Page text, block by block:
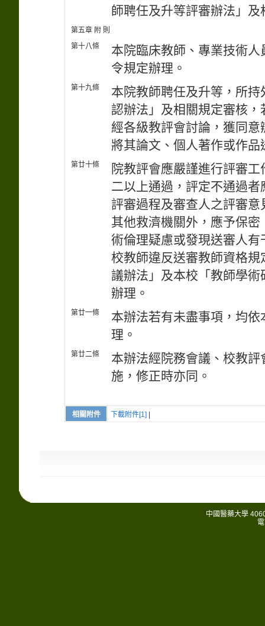
師聘任及升等評審辦法」
第五章 附 則
第十八條
本院臨床教師、專業技術
令規定辦理。
第十九條
本院教師聘任及升等，所
認辦法」及相關規定審核
經各級教評會討論，獲同
將其論文、個人著作或作品
第廿十條
院教評會應嚴謹進行評審
二以上通過，評定不通過
評審過程及審查人之評審
其他救濟機關外，應予保
術倫理疑慮或發現送審人
校教師違反送審教師資格
議辦法」及本校「教師學
辦理。
第廿一條
本辦法若有未盡事項，均
理。
第廿二條
本辦法經院務會議、校教
施，修正時亦同。
相關附件 下載附件[1]
中國醫藥大學